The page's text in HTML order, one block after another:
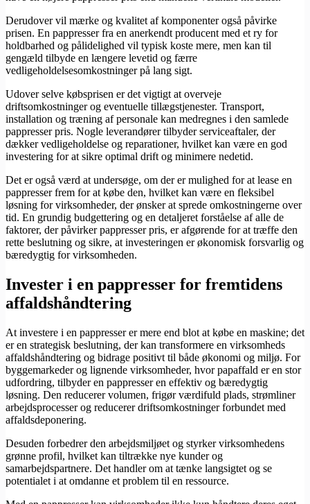
Derudover vil mærke og kvalitet af komponenter også påvirke
prisen. En pappresser fra en anerkendt producent med et ry for
holdbarhed og pålidelighed vil typisk koste mere, men kan til
gengæld tilbyde en længere levetid og færre
vedligeholdelsesomkostninger på lang sigt.
Udover selve købsprisen er det vigtigt at overveje
driftsomkostninger og eventuelle tillægstjenester. Transport,
installation og træning af personale kan medregnes i den samlede
pappresser pris. Nogle leverandører tilbyder serviceaftaler, der
dækker vedligeholdelse og reparationer, hvilket kan være en god
investering for at sikre optimal drift og minimere nedetid.
Det er også værd at undersøge, om der er mulighed for at lease en
pappresser frem for at købe den, hvilket kan være en fleksibel
løsning for virksomheder, der ønsker at sprede omkostningerne over
tid. En grundig budgettering og en detaljeret forståelse af alle de
faktorer, der påvirker pappresser pris, er afgørende for at træffe den
rette beslutning og sikre, at investeringen er økonomisk forsvarlig og
bæredygtig for virksomheden.
Invester i en pappresser for fremtidens
affaldshåndtering
At investere i en pappresser er mere end blot at købe en maskine; det
er en strategisk beslutning, der kan transformere en virksomheds
affaldshåndtering og bidrage positivt til både økonomi og miljø. For
byggemarkeder og lignende virksomheder, hvor papaffald er en stor
udfordring, tilbyder en pappresser en effektiv og bæredygtig
løsning. Den reducerer volumen, frigør værdifuld plads, strømliner
arbejdsprocesser og reducerer driftsomkostninger forbundet med
affaldsdeponering.
Desuden forbedrer den arbejdsmiljøet og styrker virksomhedens
grønne profil, hvilket kan tiltrække nye kunder og
samarbejdspartnere. Det handler om at tænke langsigtet og se
potentialet i at omdanne et problem til en ressource.